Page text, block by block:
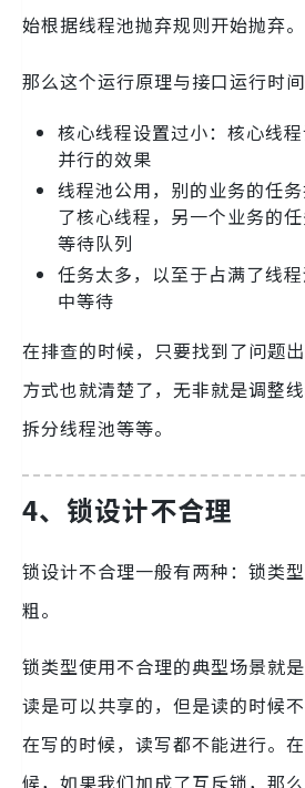
始根据线程池抛弃规则开始抛弃。
那么这个运行原理与接口运行时
核心线程设置过小：核心线
并行的效果
线程池公用，别的业务的任
了核心线程，另一个业务的
等待队列
任务太多，以至于占满了线
中等待
在排查的时候，只要找到了问题
方式也就清楚了，无非就是调整
拆分线程池等等。
4、锁设计不合理
锁设计不合理一般有两种：锁类
粗。
锁类型使用不合理的典型场景就
读是可以共享的，但是读的时候
在写的时候，读写都不能进行。
候，如果我们加成了互斥锁，那